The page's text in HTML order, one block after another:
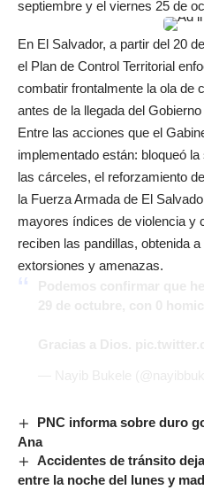
septiembre y el viernes 25 de
En El Salvador, a partir del 20
el Plan de Control Territorial
combatir frontalmente la ola de
antes de la llegada del
Entre las acciones que el
implementado están: bloqueó
las cárceles, el reforzamiento
la Fuerza Armada de El
mayores índices de violencia y
reciben las pandillas, obtenida
extorsiones y amenazas.
PNC informa sobre duro
Ana
Accidentes de tránsito
entre la noche del lunes y